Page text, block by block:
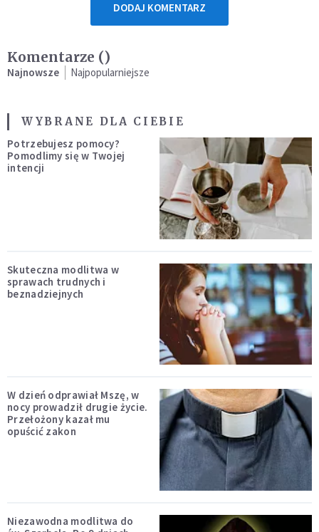
DODAJ KOMENTARZ
Komentarze ()
Najnowsze Najpopularniejsze
WYBRANE DLA CIEBIE
Potrzebujesz pomocy?
Pomodlimy się w Twojej
intencji
Skuteczna modlitwa w
sprawach trudnych i
beznadziejnych
W dzień odprawiał Mszę, w
nocy prowadził drugie życie.
Przełożony kazał mu
opuścić zakon
Niezawodna modlitwa do